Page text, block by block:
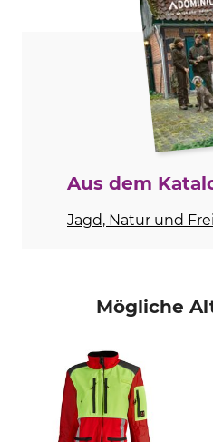
Modellbezeichnung
Nichttextile Teile tierischen
Ursprungs
Landhausmode
Aus dem
Jagd, Natur und
Mögliche